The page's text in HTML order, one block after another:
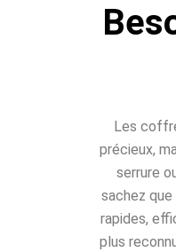
Les
précieux,
serrure
sachez
rapides,
plus